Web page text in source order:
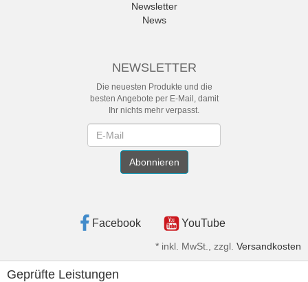
Newsletter
News
NEWSLETTER
Die neuesten Produkte und die
besten Angebote per E-Mail, damit
Ihr nichts mehr verpasst.
Abonnieren
Facebook YouTube
* inkl. MwSt., zzgl. Versandkosten
Geprüfte Leistungen